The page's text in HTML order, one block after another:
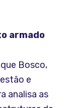
armado
Bosco,
e
analisa as